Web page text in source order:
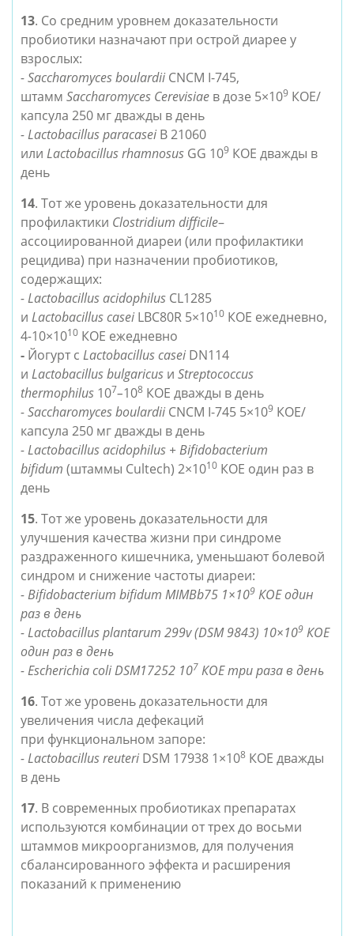
13. Со средним уровнем доказательности
пробиотики назначают при острой диарее у
взрослых:
- Saccharomyces boulardii CNCM I-745,
штамм Saccharomyces Cerevisiae в дозе 5×109 КОЕ/
капсула 250 мг дважды в день
- Lactobacillus paracasei B 21060
или Lactobacillusrhamnosus GG 109 КОЕ дважды в
день
14. Тот же уровень доказательности для
профилактики Clostridium difficile–
ассоциированной диареи (или профилактики
рецидива) при назначении пробиотиков,
содержащих:
- Lactobacillus acidophilus CL1285
и Lactobacilluscasei LBC80R 5×1010 КОЕ ежедневно,
4-10×1010 КОЕ ежедневно
- Йогурт с Lactobacillus casei DN114
и Lactobacillusbulgaricus и Streptococcus
thermophilus 107–108 КОЕ дважды в день
- Saccharomyces boulardii CNCM I-745 5×109 КОЕ/
капсула 250 мг дважды в день
- Lactobacillus acidophilus + Bifidobacterium
bifidum (штаммы Cultech) 2×1010 КОЕ один раз в
день
15. Тот же уровень доказательности для
улучшения качества жизни при синдроме
раздраженного кишечника, уменьшают болевой
синдром и снижение частоты диареи:
- Bifidobacterium bifidum MIMBb75 1×109 КОЕ один
раз в день
- Lactobacillus plantarum 299v (DSM 9843) 10×109 КОЕ
один раз в день
- Escherichia coli DSM17252 107 КОЕ три раза в день
16. Тот же уровень доказательности для
увеличения числа дефекаций
при функциональном запоре:
- Lactobacillus reuteri DSM 17938 1×108 КОЕ дважды
в день
17. В современных пробиотиках препаратах
используются комбинации от трех до восьми
штаммов микроорганизмов, для получения
сбалансированного эффекта и расширения
показаний к применению